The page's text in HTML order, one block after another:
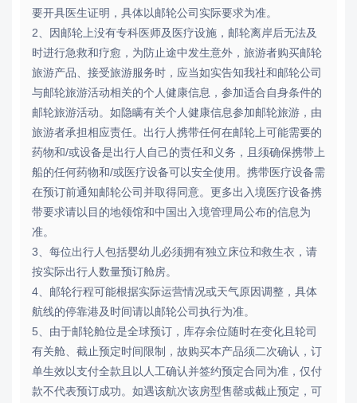
要开具医生证明，具体以邮轮公司实际要求为准。
2、因邮轮上没有专科医师及医疗设施，邮轮离岸后无法及
时进行急救和疗愈，为防止途中发生意外，旅游者购买邮轮
旅游产品、接受旅游服务时，应当如实告知我社和邮轮公司
与邮轮旅游活动相关的个人健康信息，参加适合自身条件的
邮轮旅游活动。如隐瞒有关个人健康信息参加邮轮旅游，由
旅游者承担相应责任。出行人携带任何在邮轮上可能需要的
药物和/或设备是出行人自己的责任和义务，且须确保携带上
船的任何药物和/或医疗设备可以安全使用。携带医疗设备需
在预订前通知邮轮公司并取得同意。更多出入境医疗设备携
带要求请以目的地领馆和中国出入境管理局公布的信息为
准。
3、每位出行人包括婴幼儿必须拥有独立床位和救生衣，请
按实际出行人数量预订舱房。
4、邮轮行程可能根据实际运营情况或天气原因调整，具体
航线的停靠港及时间请以邮轮公司执行为准。
5、由于邮轮舱位是全球预订，库存余位随时在变化且轮司
有关舱、截止预定时间限制，故购买本产品须二次确认，订
单生效以支付全款且以人工确认并签约预定合同为准，仅付
款不代表预订成功。如遇该航次该房型售罄或截止预定，可